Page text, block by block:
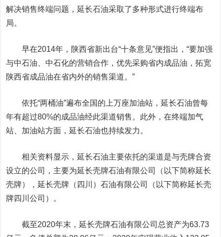
解决销售终端问题，延长石油采取了多种形式进行终端布
局。
早在2014年，陕西省新出台“十条意见”便指出，“要加强
与中石油、中石化的营销合作，优先采购省内成品油，拓宽
陕西省成品油在省内外的销售渠道。”
依托“两桶油”遍布全国的上万座加油站，延长石油曾每
年有超过80%的成品油经此渠道销售。此外，在终端加气
站、加油站方面，延长石油也持续发力。
相关资料显示，延长石油主要依托的渠道是与壳牌合资
设立的公司，主要为延长壳牌石油有限公司（以下简称延长
壳牌），延长壳牌（四川）石油有限公司（以下简称延长壳
牌四川公司）。
截至2020年末，延长壳牌石油有限公司总资产为63.73